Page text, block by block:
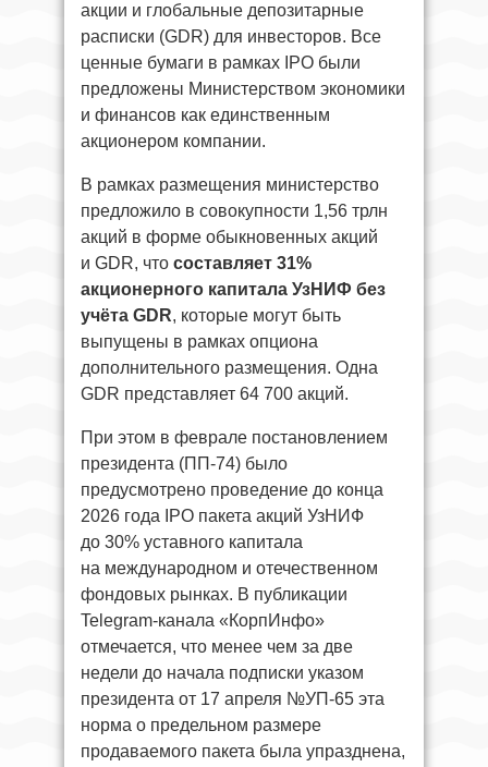
акции и глобальные депозитарные
расписки (GDR) для инвесторов. Все
ценные бумаги в рамках IPO были
предложены Министерством экономики
и финансов как единственным
акционером компании.
В рамках размещения министерство
предложило в совокупности 1,56 трлн
акций в форме обыкновенных акций
и GDR, что составляет 31%
акционерного капитала УзНИФ без
учёта GDR, которые могут быть
выпущены в рамках опциона
дополнительного размещения. Одна
GDR представляет 64 700 акций.
При этом в феврале постановлением
президента (ПП-74) было
предусмотрено проведение до конца
2026 года IPO пакета акций УзНИФ
до 30% уставного капитала
на международном и отечественном
фондовых рынках. В публикации
Telegram-канала «КорпИнфо»
отмечается, что менее чем за две
недели до начала подписки указом
президента от 17 апреля №УП-65 эта
норма о предельном размере
продаваемого пакета была упразднена,